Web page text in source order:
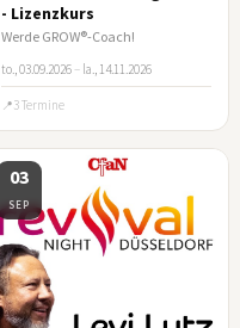
- Lizenzkurs
Werde GROW®-Coach!
to., 03.09.2026 – la., 14.11.2026
3 Termine
03
SEP